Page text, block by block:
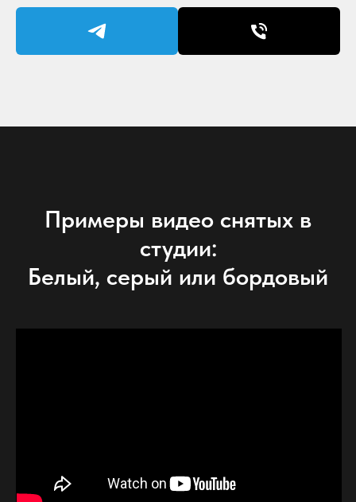
Примеры видео снятых в
студии:
Белый, серый или бордовый